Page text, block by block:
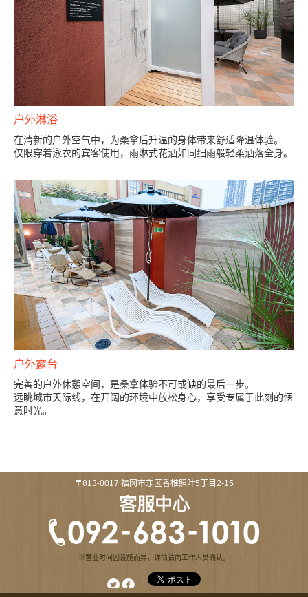
户外淋浴
在清新的户外空气中，为桑拿后升温的身体带来舒适降温体验。
仅限穿着泳衣的宾客使用，雨淋式花洒如同细雨般轻柔洒落全身。
户外露台
完善的户外休憩空间，是桑拿体验不可或缺的最后一步。
远眺城市天际线，在开阔的环境中放松身心，享受专属于此刻的惬
意时光。
〒813-0017 福冈市东区香椎照叶5丁目2-15
※营业时间因设施而异，详情请向工作人员确认。